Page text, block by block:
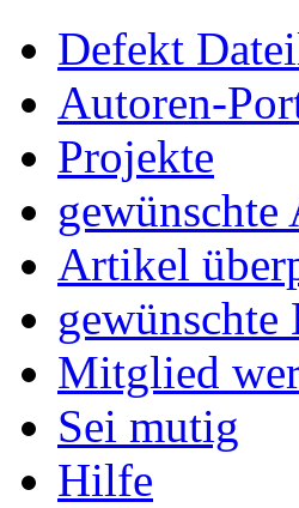
Defekt
Autoren-
Projekte
Artikel
Mitglied
Sei mutig
Hilfe